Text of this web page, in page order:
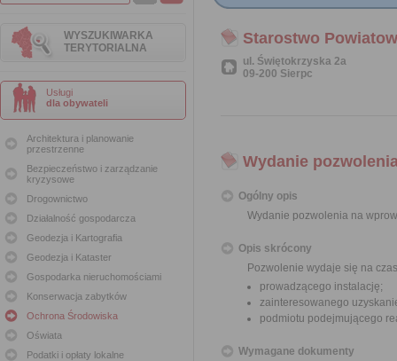
WYSZUKIWARKA
TERYTORIALNA
Usługi
dla obywateli
Architektura i planowanie
przestrzenne
Bezpieczeństwo i zarządzanie
kryzysowe
Drogownictwo
Działalność gospodarcza
Geodezja i Kartografia
Geodezja i Kataster
Gospodarka nieruchomościami
Konserwacja zabytków
Ochrona Środowiska
Oświata
Podatki i opłaty lokalne
Starostwo
ul. Świętokrzyska 2a
09-200 Sierpc
Wydanie
Ogólny opis
Wydanie pozwolenia na
Opis skrócony
Pozwolenie wydaje się na
prowadzącego instalację;
zainteresowanego
podmiotu podejmującego
Wymagane dokumenty